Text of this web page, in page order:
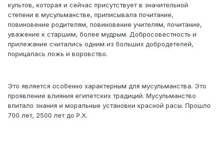
культов, которая и сейчас присутствует в значительной
степени в мусульманстве, приписывала почитание,
повиновение родителям, повиновение учителям, почитание,
уважение к старшим, более мудрым. Добросовестность и
прилежание считались одним из больших добродетелей,
порицалась ложь и воровство.
Это является особенно характерным для мусульманства. Это
проявление влияния египетских традиций. Мусульманство
впитало знания и моральные установки красной расы. Прошло
700 лет, 2500 лет до Р.Х.